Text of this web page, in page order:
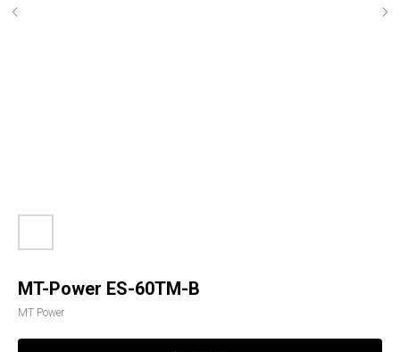
MT-Power ES-60TM-B
MT Power